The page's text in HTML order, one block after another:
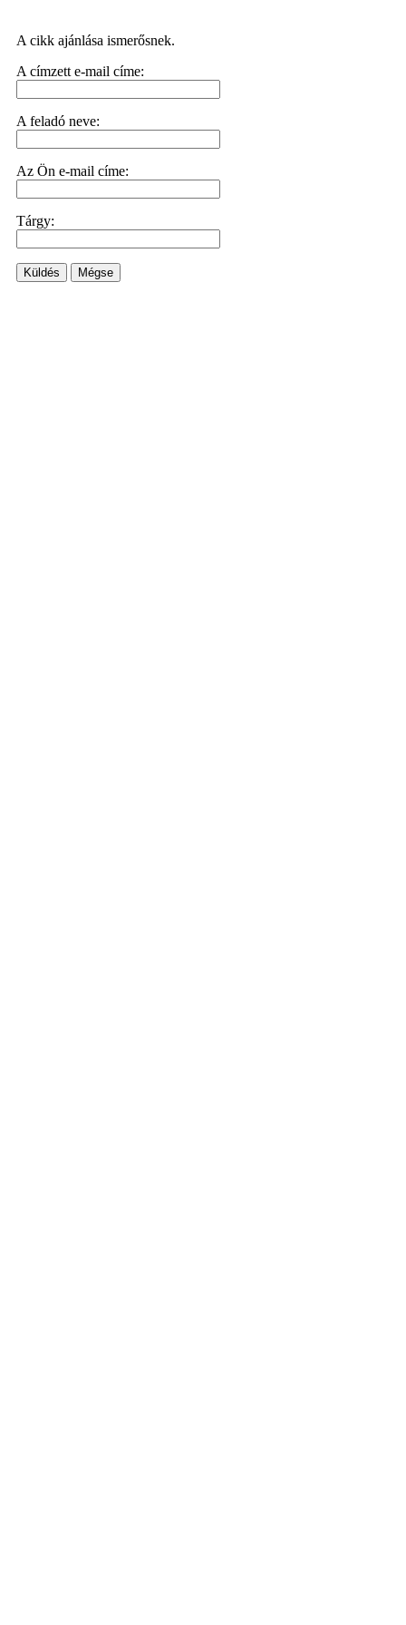
A cikk ajánlása ismerősnek.
A címzett e-mail címe:
A feladó neve:
Az Ön e-mail címe:
Tárgy:
Küldés Mégse